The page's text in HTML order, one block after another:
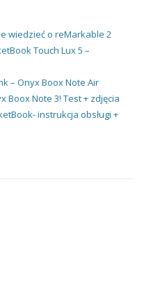
wiedzieć o reMarkable 2
Touch Lux 5 –
– Onyx Boox Note Air
Boox Note 3! Test + zdjęcia
instrukcja obsługi +